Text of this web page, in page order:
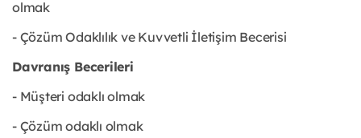
olmak
- Çözüm Odaklılık ve Kuvvetli İletişim Becerisi
Davranış Becerileri
- Müşteri odaklı olmak
- Çözüm odaklı olmak